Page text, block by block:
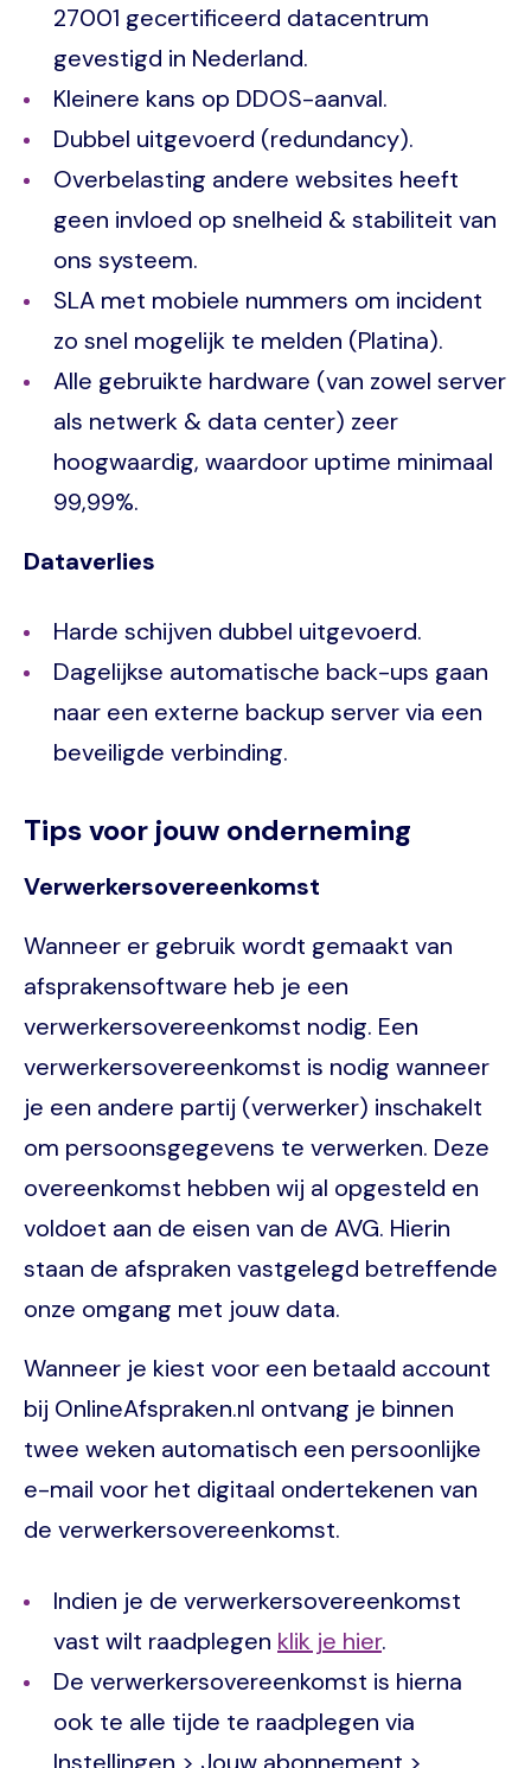
27001 gecertificeerd datacentrum
gevestigd in Nederland.
Kleinere kans op DDOS-aanval.
Dubbel uitgevoerd (redundancy).
Overbelasting andere websites heeft
geen invloed op snelheid & stabiliteit van
ons systeem.
SLA met mobiele nummers om incident
zo snel mogelijk te melden (Platina).
Alle gebruikte hardware (van zowel server
als netwerk & data center) zeer
hoogwaardig, waardoor uptime minimaal
99,99%.
Dataverlies
Harde schijven dubbel uitgevoerd.
Dagelijkse automatische back-ups gaan
naar een externe backup server via een
beveiligde verbinding.
Tips voor jouw onderneming
Verwerkersovereenkomst
Wanneer er gebruik wordt gemaakt van
afsprakensoftware heb je een
verwerkersovereenkomst nodig. Een
verwerkersovereenkomst is nodig wanneer
je een andere partij (verwerker) inschakelt
om persoonsgegevens te verwerken. Deze
overeenkomst hebben wij al opgesteld en
voldoet aan de eisen van de AVG. Hierin
staan de afspraken vastgelegd betreffende
onze omgang met jouw data.
Wanneer je kiest voor een betaald account
bij OnlineAfspraken.nl ontvang je binnen
twee weken automatisch een persoonlijke
e-mail voor het digitaal ondertekenen van
de verwerkersovereenkomst.
Indien je de verwerkersovereenkomst
vast wilt raadplegen klik je hier.
De verwerkersovereenkomst is hierna
ook te alle tijde te raadplegen via